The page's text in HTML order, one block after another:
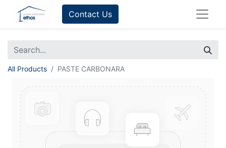
Contact Us
All Products PASTE CARBONARA